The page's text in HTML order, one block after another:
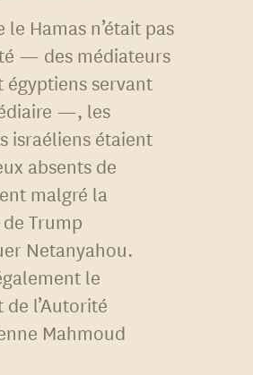
le Hamas n’était pas
— des médiateurs
égyptiens servant
—, les
israéliens étaient
absents de
malgré la
Trump
Netanyahou.
le
l’Autorité
Mahmoud